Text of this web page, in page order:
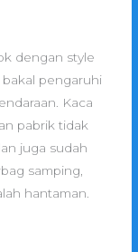
dengan style
pengaruhi
Kaca
pabrik tidak
juga sudah
samping,
hantaman.